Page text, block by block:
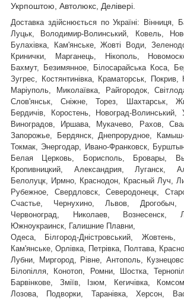
Укрпоштою, Автолюкс, Делівері.
Доставка здійснюється по Україні: Вінниця,
Луцьк, Володимир-Волинський, Ковель,
Булахівка, Кам'янське, Жовті Води,
Кринички, Марганець, Нікополь,
Бахмут, Безимянное, Білосарайська Коса,
Зугрес, Костянтинівка, Краматорськ, Покрив,
Маріуполь, Миколаївка, Райгородок,
Слов'янськ, Сніжне, Торез, Шахтарськ,
Бердичів, Коростень, Новоград-Волинський,
Виноградов, Иршава, Мукачево, Рахов,
Запорожье, Бердянск, Днепрорудное,
Токмак, Энергодар, Ивано-Франковск,
Белая Церковь, Борисполь, Бровары,
Кропивницкий, Александрия, Луганск,
Белолуцк, Ирмно, Краснодон, Красный Луч,
Рубежное, Свердловск, Северодонецк,
Счастье, Чернухино, Львов, Дрогобыч,
Червоноград,
Николаев, Вознесенск,
Южноукраинск, Галишние Плавни,
Одеса, Білгород-Дністровський, Жовтень,
Кам'янське, Орлівка, Петрівка, Полтава,
Лубни, Миргород, Рівне, Антополь,
Білопілля, Конотоп, Ромни, Шостка,
Барвінкове, Зміїв, Ізюм, Кегичівка,
Лозова, Подворки, Таранівка, Херсон,